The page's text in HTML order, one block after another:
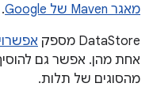
מאגר Maven של Google
.
‫DataStore מספק
מהסוגים של תלות.